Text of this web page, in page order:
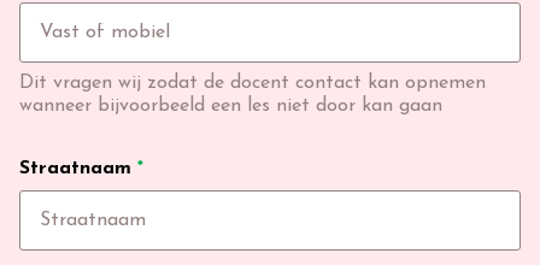
Dit vragen wij zodat de docent contact kan opnemen
wanneer bijvoorbeeld een les niet door kan gaan
Straatnaam *